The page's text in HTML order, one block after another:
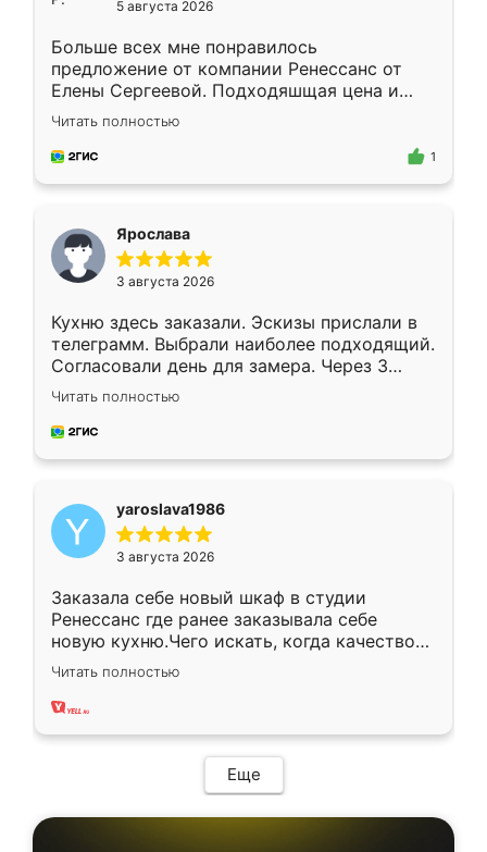
5 августа 2026
Больше всех мне понравилось
предложение от компании Ренессанс от
Елены Сергеевой. Подходяшщая цена и
короткие сроки изготовления. Приехавший
для замера сотрудник Владислав
предложил по моему эскизу самый
Читать полностью
1
Ярослава
3 августа 2026
Кухню здесь заказали. Эскизы прислали в
телеграмм. Выбрали наиболее подходящий.
Согласовали день для замера. Через 3
недели кухня была уже готова. Остались
довольны работой. Спасибо Ренессанс
мебель за качественную работу!
Читать полностью
yaroslava1986
3 августа 2026
Заказала себе новый шкаф в студии
Ренессанс где ранее заказывала себе
новую кухню.Чего искать, когда качеством
вполне довольна. Служит кухня уже почти
два года, нареканий нет.
Читать полностью
Еще